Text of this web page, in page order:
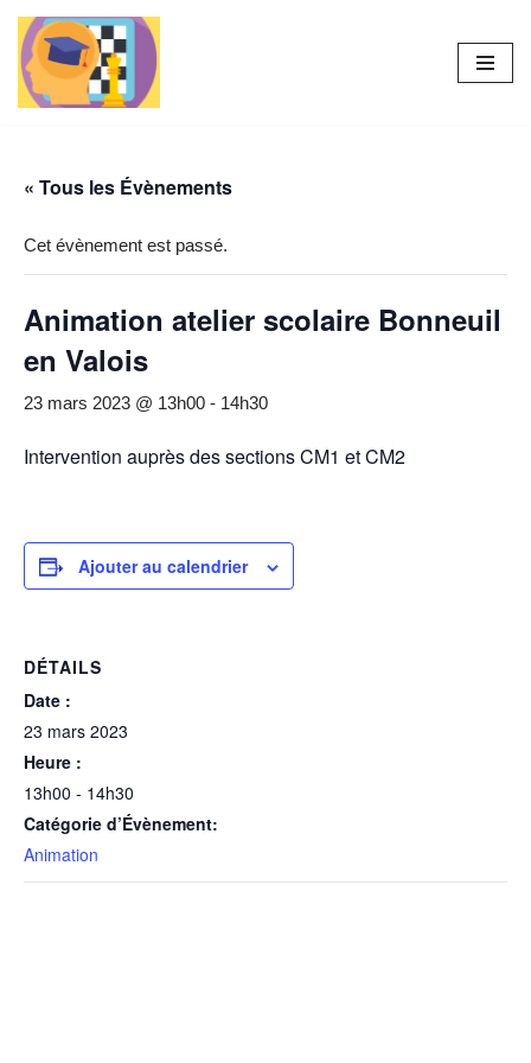
Aller
au
« Tous les Évènements
Cet évènement est passé.
Animation atelier scolaire Bonneuil
en Valois
23 mars 2023 @ 13h00 - 14h30
Intervention auprès des sections CM1 et CM2
Ajouter au calendrier
DÉTAILS
Date :
23 mars 2023
Heure :
13h00 - 14h30
Catégorie d’Évènement:
Animation